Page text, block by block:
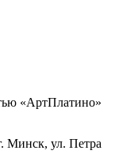
«АртПлатино»
Минск, ул. Петра